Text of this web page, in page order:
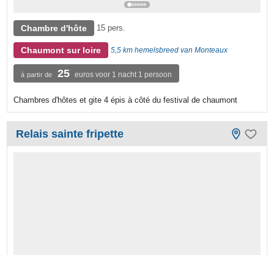
Chambre d'hôte 15 pers.
Chaumont sur loire 5,5 km hemelsbreed van Monteaux
à partir de 25 euros voor 1 nacht 1 persoon
Chambres d'hôtes et gite 4 épis à côté du festival de chaumont
Relais sainte fripette